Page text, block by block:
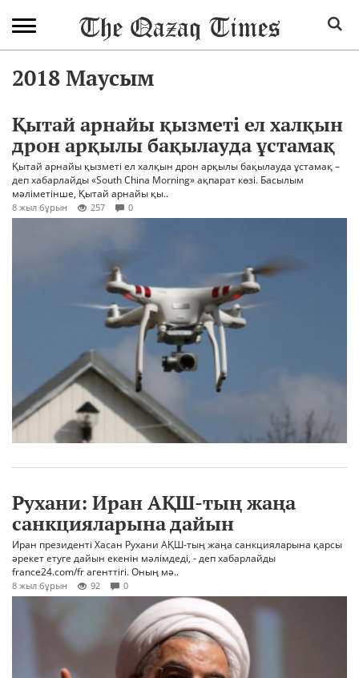
2018 Маусым
Қытай арнайы қызметі ел халқын
дрон арқылы бақылауда ұстамақ
Қытай арнайы қызметі ел халқын дрон арқылы бақылауда ұстамақ –
деп хабарлайды «South China Morning» ақпарат көзі. Басылым
мәліметінше, Қытай арнайы қы..
8 жыл бұрын 257 0
Рухани: Иран АҚШ-тың жаңа
санкцияларына дайын
Иран президенті Хасан Рухани АҚШ-тың жаңа санкцияларына қарсы
әрекет етуге дайын екенін мәлімдеді, - деп хабарлайды
france24.com/fr агенттігі. Оның мә..
8 жыл бұрын 92 0